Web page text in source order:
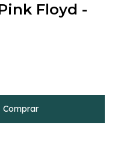
Floyd -